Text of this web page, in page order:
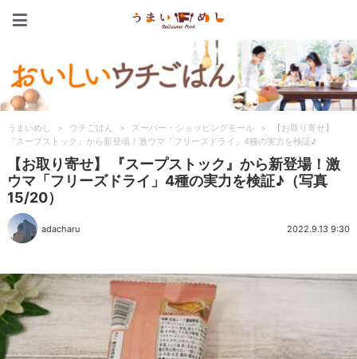
うまいめし > ウチごはん > スーパー・ショッピングモール >
【お取り寄せ】
『スープストック』から新登場！激ウマ「フリーズドライ」4種の実力を検証♪
【お取り寄せ】 『スープストック』から新登場！激
ウマ「フリーズドライ」4種の実力を検証♪（写真
15/20）
adacharu 2022.9.13 9:30